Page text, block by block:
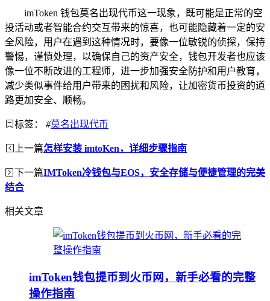
imToken 钱包莫名出现代币这一现象，既可能是正常的空
投活动或者智能合约交互带来的惊喜，也可能隐藏着一定的安
全风险，用户在遇到这种情况时，要像一位敏锐的侦探，保持
警惕，谨慎处理，以确保自己的资产安全，钱包开发者也应该
像一位不断改进的工程师，进一步加强安全防护和用户教育，
减少类似事件给用户带来的困扰和风险，让加密货币投资的道
路更加安全、顺畅。
标签： #莫名出现代币
上一篇怎样安装 imtoKen，详细步骤指南
下一篇IMToken冷钱包与EOS，安全存储与便捷管理的完美
结合
相关文章
imToken钱包提币到火币网，新手必看的完整
操作指南